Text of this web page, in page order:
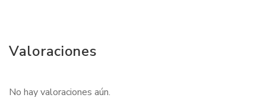
Valoraciones
No hay valoraciones aún.